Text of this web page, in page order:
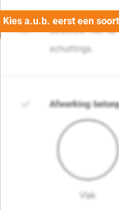
03. Detail en
Selecteer hier
schuttings.
Afwerking
Vlak